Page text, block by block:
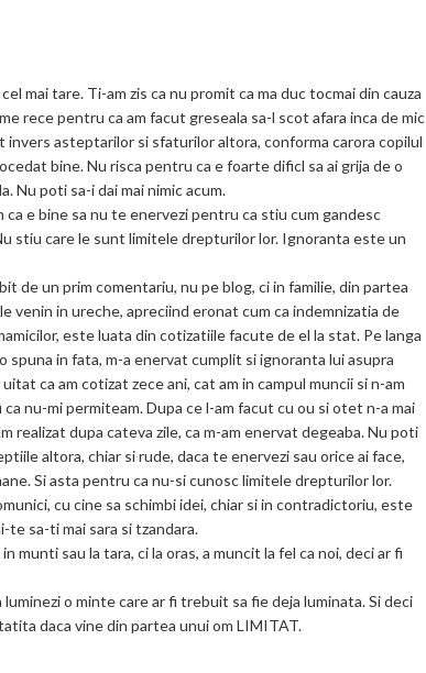
mai tare. Ti-am zis ca nu promit ca ma duc tocmai din cauza
rece pentru ca am facut greseala sa-l scot afara inca de mic
invers asteptarilor si sfaturilor altora, conforma carora copilul
bine. Nu risca pentru ca e foarte dificl sa ai grija de o
Nu poti sa-i dai mai nimic acum.
e bine sa nu te enervezi pentru ca stiu cum gandesc
stiu care le sunt limitele drepturilor lor. Ignoranta este un
de un prim comentariu, nu pe blog, ci in familie, din partea
venin in ureche, apreciind eronat cum ca indemnizatia de
este luata din cotizatiile facute de el la stat. Pe langa
spuna in fata, m-a enervat cumplit si ignoranta lui asupra
ca am cotizat zece ani, cat am in campul muncii si n-am
nu-mi permiteam. Dupa ce l-am facut cu ou si otet n-a mai
realizat dupa cateva zile, ca m-am enervat degeaba. Nu poti
altora, chiar si rude, daca te enervezi sau orice ai face,
Si asta pentru ca nu-si cunosc limitele drepturilor lor.
cu cine sa schimbi idei, chiar si in contradictoriu, este
sa-ti mai sara si tzandara.
munti sau la tara, ci la oras, a muncit la fel ca noi, deci ar fi
o minte care ar fi trebuit sa fie deja luminata. Si deci
daca vine din partea unui om LIMITAT.